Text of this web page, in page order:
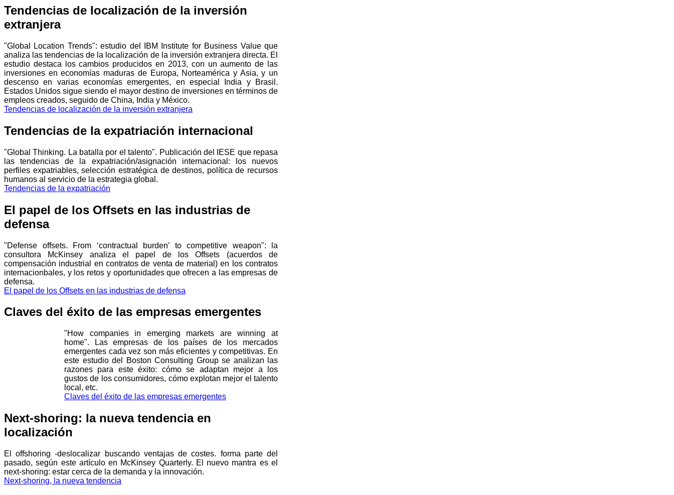
Tendencias de localización de la inversión
extranjera
"Global Location Trends": estudio del IBM Institute for Business Value que
analiza las tendencias de la localización de la inversión extranjera directa. El
estudio destaca los cambios producidos en 2013, con un aumento de las
inversiones en economías maduras de Europa, Norteamérica y Asia, y un
descenso en varias economías emergentes, en especial India y Brasil.
Estados Unidos sigue siendo el mayor destino de inversiones en términos de
empleos creados, seguido de China, India y México.
Tendencias de localización de la inversión extranjera
Tendencias de la expatriación internacional
"Global Thinking. La batalla por el talento". Publicación del IESE que repasa
las tendencias de la expatriación/asignación internacional: los nuevos
perfiles expatriables, selección estratégica de destinos, política de recursos
humanos al servicio de la estrategia global.
Tendencias de la expatriación
El papel de los Offsets en las industrias de
defensa
"Defense offsets. From ‘contractual burden’ to competitive weapon": la
consultora McKinsey analiza el papel de los Offsets (acuerdos de
compensación industrial en contratos de venta de material) en los contratos
internacionbales, y los retos y oportunidades que ofrecen a las empresas de
defensa.
El papel de los Offsets en las industrias de defensa
Claves del éxito de las empresas emergentes
"How companies in emerging markets are winning at
home". Las empresas de los países de los mercados
emergentes cada vez son más eficientes y competitivas. En
este estudio del Boston Consulting Group se analizan las
razones para este éxito: cómo se adaptan mejor a los
gustos de los consumidores, cómo explotan mejor el talento
local, etc.
Claves del éxito de las empresas emergentes
Next-shoring: la nueva tendencia en
localización
El offshoring -deslocalizar buscando ventajas de costes. forma parte del
pasado, según este artículo en McKinsey Quarterly. El nuevo mantra es el
next-shoring: estar cerca de la demanda y la innovación.
Next-shoring, la nueva tendencia